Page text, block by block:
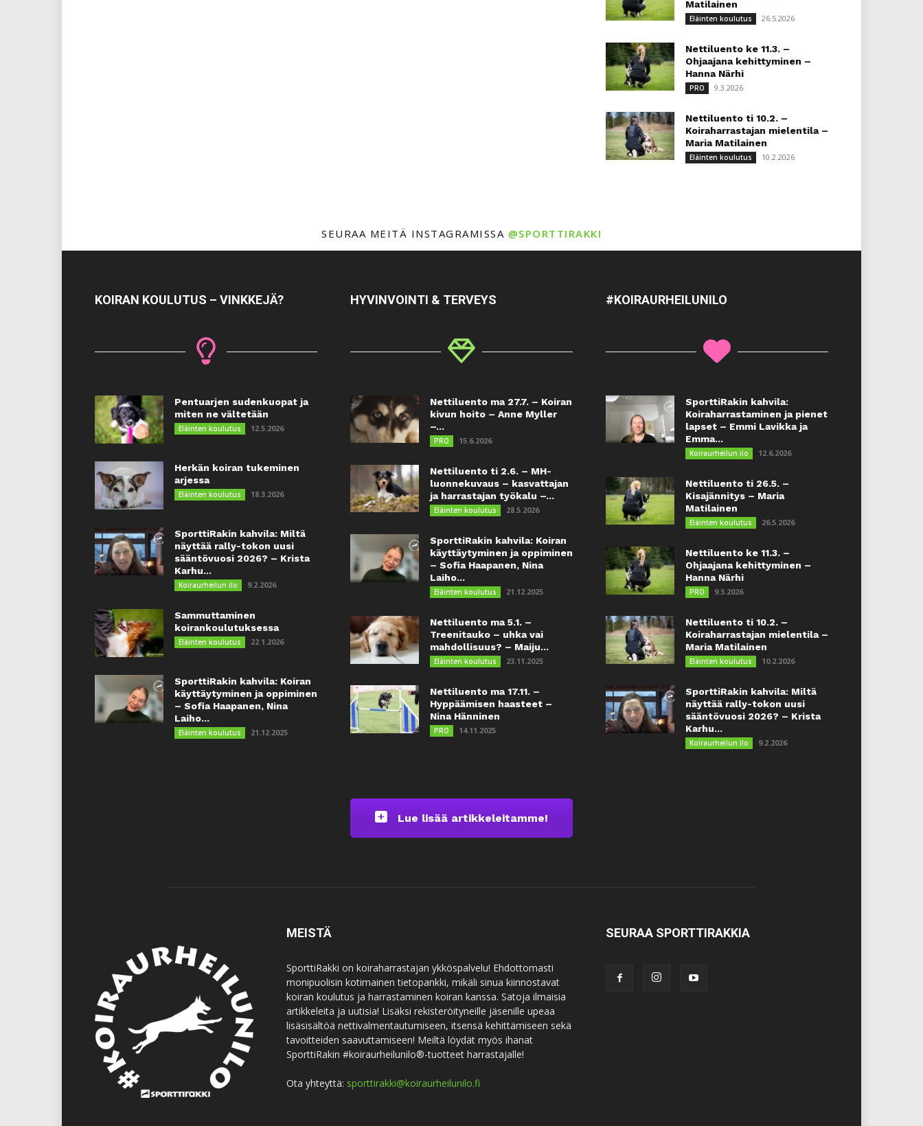
Matilainen
Eläinten koulutus 26.5.2026
Nettiluento ke 11.3. –
Ohjaajana kehittyminen –
Hanna Närhi
PRO 9.3.2026
Nettiluento ti 10.2. –
Koiraharrastajan mielentila –
Maria Matilainen
Eläinten koulutus 10.2.2026
SEURAA MEITÄ INSTAGRAMISSA @SPORTTIRAKKI
KOIRAN KOULUTUS – VINKKEJÄ?
Pentuarjen sudenkuopat ja
miten ne vältetään
Eläinten koulutus 12.5.2026
Herkän koiran tukeminen
arjessa
Eläinten koulutus 18.3.2026
SporttiRakin kahvila: Miltä
näyttää rally-tokon uusi
sääntövuosi 2026? – Krista
Karhu...
Koiraurheilun ilo 9.2.2026
Sammuttaminen
koirankoulutuksessa
Eläinten koulutus 22.1.2026
SporttiRakin kahvila: Koiran
käyttäytyminen ja oppiminen
– Sofia Haapanen, Nina
Laiho...
Eläinten koulutus 21.12.2025
HYVINVOINTI & TERVEYS
Nettiluento ma 27.7. – Koiran
kivun hoito – Anne Myller
–...
PRO 15.6.2026
Nettiluento ti 2.6. – MH-
luonnekuvaus – kasvattajan
ja harrastajan työkalu –...
Eläinten koulutus 28.5.2026
SporttiRakin kahvila: Koiran
käyttäytyminen ja oppiminen
– Sofia Haapanen, Nina
Laiho...
Eläinten koulutus 21.12.2025
Nettiluento ma 5.1. –
Treenitauko – uhka vai
mahdollisuus? – Maiju...
Eläinten koulutus 23.11.2025
Nettiluento ma 17.11. –
Hyppäämisen haasteet –
Nina Hänninen
PRO 14.11.2025
Lue lisää artikkeleitamme!
#KOIRAURHEILUNILO
SporttiRakin kahvila:
Koiraharrastaminen ja pienet
lapset – Emmi Lavikka ja
Emma...
Koiraurheilun ilo 12.6.2026
Nettiluento ti 26.5. –
Kisajännitys – Maria
Matilainen
Eläinten koulutus 26.5.2026
Nettiluento ke 11.3. –
Ohjaajana kehittyminen –
Hanna Närhi
PRO 9.3.2026
Nettiluento ti 10.2. –
Koiraharrastajan mielentila –
Maria Matilainen
Eläinten koulutus 10.2.2026
SporttiRakin kahvila: Miltä
näyttää rally-tokon uusi
sääntövuosi 2026? – Krista
Karhu...
Koiraurheilun ilo 9.2.2026
MEISTÄ
SporttiRakki on koiraharrastajan ykköspalvelu! Ehdottomasti
monipuolisin kotimainen tietopankki, mikäli sinua kiinnostavat
koiran koulutus ja harrastaminen koiran kanssa. Satoja ilmaisia
artikkeleita ja uutisia! Lisäksi rekisteröityneille jäsenille upeaa
lisäsisältöä nettivalmentautumiseen, itsensä kehittämiseen sekä
tavoitteiden saavuttamiseen! Meiltä löydät myös ihanat
SporttiRakin #koiraurheilunilo®-tuotteet harrastajalle!
Ota yhteyttä: sporttirakki@koiraurheilunilo.fi
SEURAA SPORTTIRAKKIA